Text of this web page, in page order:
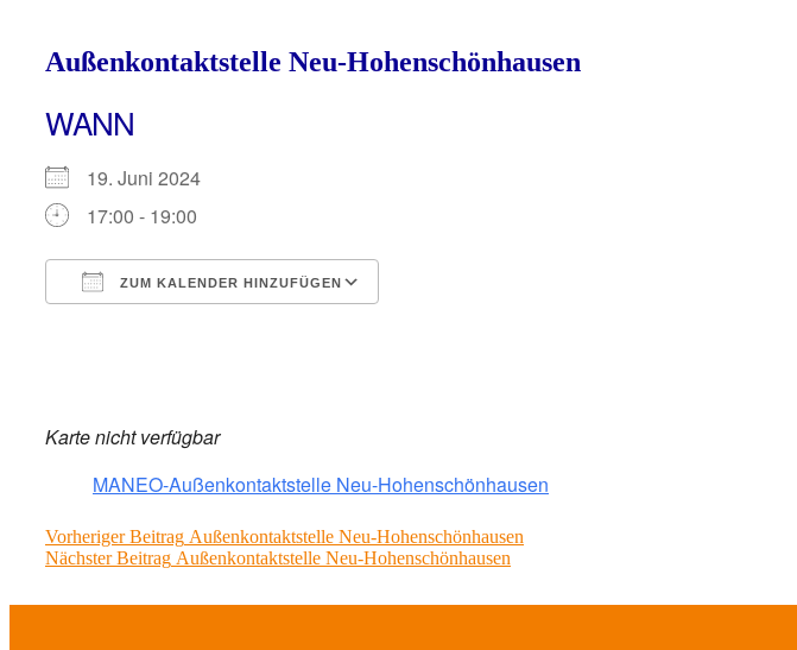
Außenkontaktstelle Neu-Hohenschönhausen
WANN
19. Juni 2024
17:00 - 19:00
ZUM KALENDER HINZUFÜGEN
Karte nicht verfügbar
MANEO-Außenkontaktstelle Neu-Hohenschönhausen
Beitragsnavigation
Vorheriger Beitrag Previous
post:
Außenkontaktstelle Neu-Hohenschönhausen
Nächster Beitrag Next
Außenkontaktstelle Neu-Hohenschönhausen